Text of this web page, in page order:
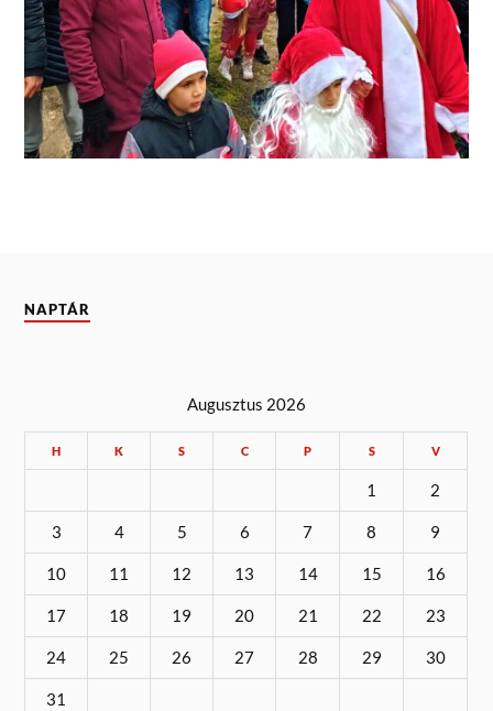
NAPTÁR
Augusztus 2026
H K S C P S V
1 2
3 4 5 6 7 8 9
10 11 12 13 14 15 16
17 18 19 20 21 22 23
24 25 26 27 28 29 30
31